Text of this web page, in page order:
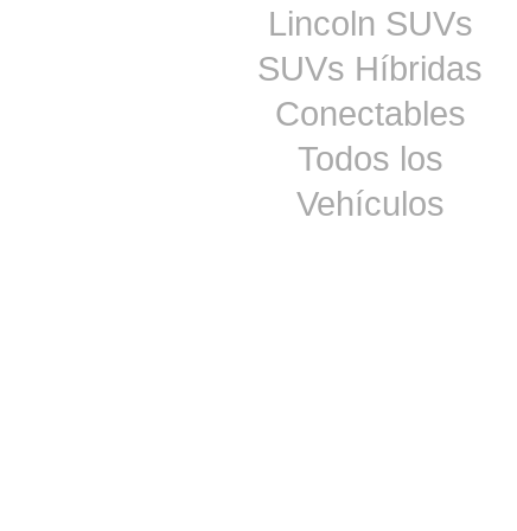
Lincoln SUVs
SUVs Híbridas
Conectables
Todos los
Vehículos